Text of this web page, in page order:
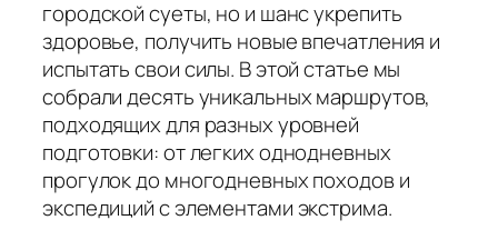
городской суеты, но и шанс укрепить
здоровье, получить новые впечатления и
испытать свои силы. В этой статье мы
собрали десять уникальных маршрутов,
подходящих для разных уровней
подготовки: от легких однодневных
прогулок до многодневных походов и
экспедиций с элементами экстрима.